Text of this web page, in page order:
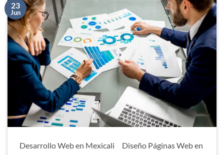
23
Jun
Desarrollo Web en Mexicali Diseño Páginas Web en